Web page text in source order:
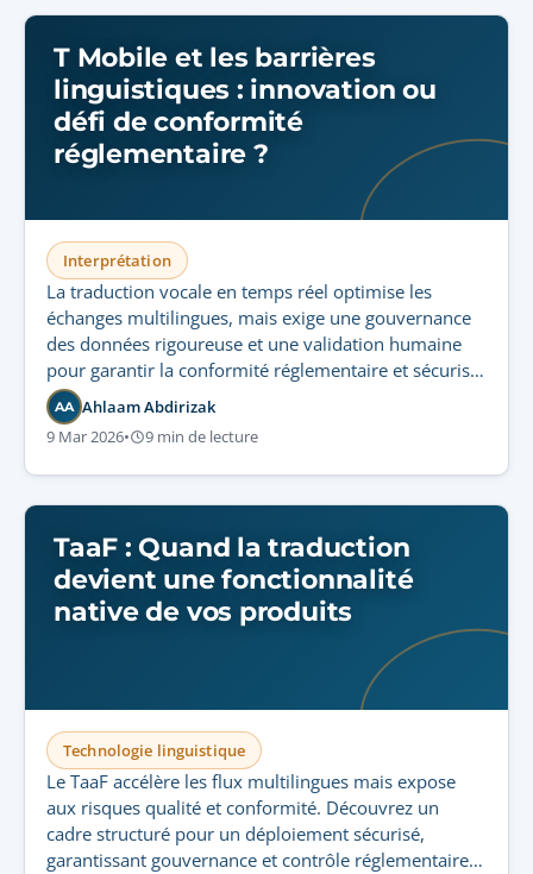
T Mobile et les barrières
linguistiques : innovation ou
défi de conformité
réglementaire ?
Interprétation
La traduction vocale en temps réel optimise les
échanges multilingues, mais exige une gouvernance
des données rigoureuse et une validation humaine
pour garantir la conformité réglementaire et sécuriser
les données audio sensibles.
AA Ahlaam Abdirizak
9 Mar 2026• 9 min de lecture
TaaF : Quand la traduction
devient une fonctionnalité
native de vos produits
Technologie linguistique
Le TaaF accélère les flux multilingues mais expose
aux risques qualité et conformité. Découvrez un
cadre structuré pour un déploiement sécurisé,
garantissant gouvernance et contrôle réglementaire